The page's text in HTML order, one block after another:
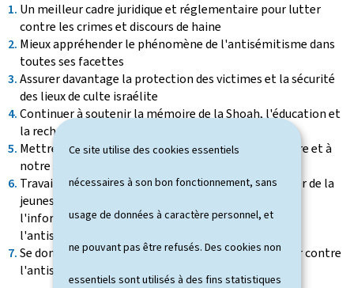
Ce site utilise des cookies essentiels
nécessaires à son bon fonctionnement, sans
usage de données à caractère personnel, et
ne pouvant pas être refusés. Des cookies non
essentiels sont utilisés à des fins statistiques
Un meilleur cadre juridique et réglementaire pour lutter
contre les crimes et discours de haine
Mieux appréhender le phénomène de l'antisémitisme dans
toutes ses facettes
Assurer davantage la protection des victimes et la sécurité
des lieux de culte israélite
Continuer à soutenir la mémoire de la Shoah, l'éducation et
la recherche
Mettre en valeur l'apport du judaïsme à notre histoire et à
notre société contemporaine
Travailler à la "résilience" de la société, en particulier de la
jeunesse, et des agents publics par l'éducation,
l'information et la sensibilisation à la lutte contre
l'antisémitisme
Se donner des structures pérennes pour mieux lutter contre
l'antisémitisme